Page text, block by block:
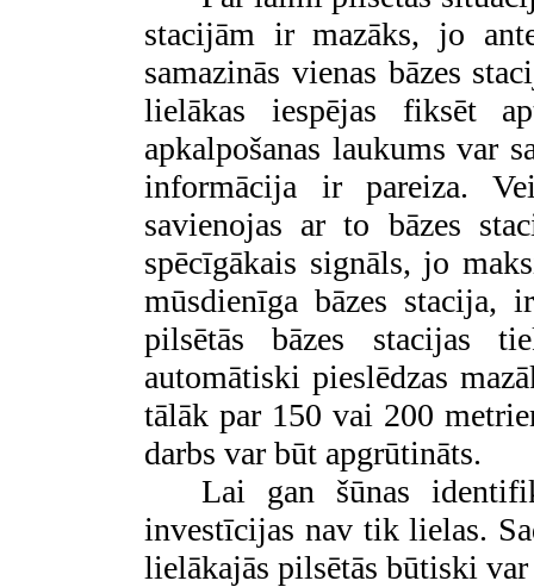
stacijām ir mazāks, jo
samazinās vienas bāzes
lielākas iespējas fiksēt
apkalpošanas laukums var
informācija ir pareiza.
savienojas ar to bāzes
spēcīgākais signāls, jo
mūsdienīga bāzes
pilsētās bāzes stacijas
automātiski pieslēdzas
tālāk par 150 vai 200
darbs var būt apgrūtināts.
Lai gan šūnas
investīcijas nav tik lielas.
lielākajās pilsētās būtiski